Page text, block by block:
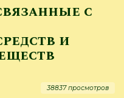
с
и
38837 просмотров